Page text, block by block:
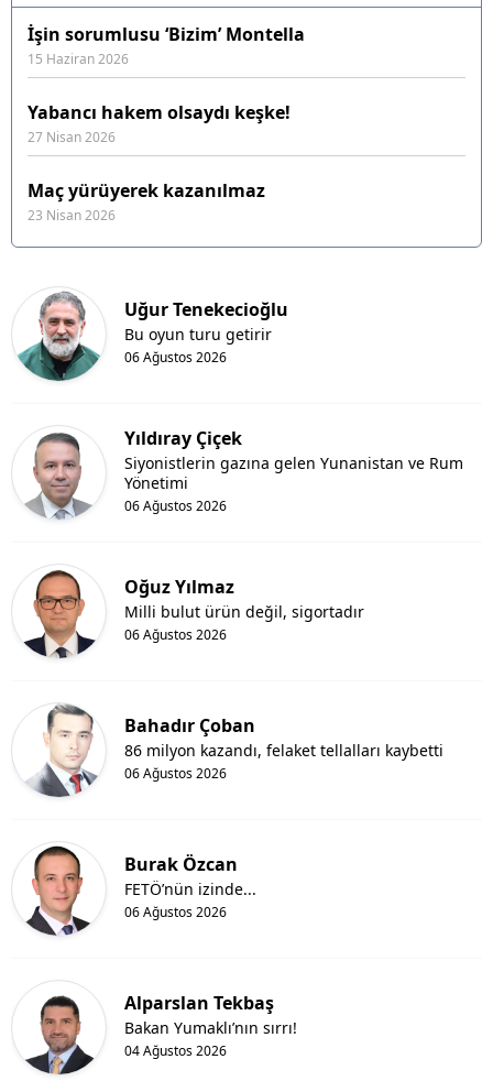
İşin sorumlusu ‘Bizim’ Montella
15 Haziran 2026
Yabancı hakem olsaydı keşke!
27 Nisan 2026
Maç yürüyerek kazanılmaz
23 Nisan 2026
Uğur Tenekecioğlu
06 Ağustos 2026
Bu oyun turu getirir
Yıldıray Çiçek
06 Ağustos 2026
Siyonistlerin gazına gelen Yunanistan ve Rum
Yönetimi
Oğuz Yılmaz
06 Ağustos 2026
Milli bulut ürün değil, sigortadır
Bahadır Çoban
06 Ağustos 2026
86 milyon kazandı, felaket tellalları kaybetti
Burak Özcan
06 Ağustos 2026
FETÖ’nün izinde...
Alparslan Tekbaş
04 Ağustos 2026
Bakan Yumaklı’nın sırrı!